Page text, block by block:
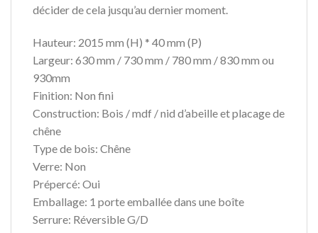
décider de cela jusqu’au dernier moment.
Hauteur: 2015 mm (H) * 40 mm (P)
Largeur: 630 mm / 730 mm / 780 mm / 830 mm ou
930mm
Finition: Non fini
Construction: Bois / mdf / nid d’abeille et placage de
chêne
Type de bois: Chêne
Verre: Non
Prépercé: Oui
Emballage: 1 porte emballée dans une boîte
Serrure: Réversible G/D